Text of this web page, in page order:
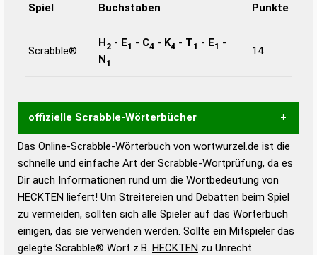
Spiel Buchstaben Punkte
Scrabble®
H2 - E1 - C4 - K4 - T1 - E1 -
N1
14
offizielle Scrabble-Wörterbücher
Wortwurzel liefert mit Hilfe eines semantischen
Wortanalyse-Algorithmus gute Anhaltspunkte zu
Wortbedeutung, Worttrennung und Wortform, um die
Gültigkeit eines Wortes für das Scrabble-Spiel zu
bestimmen!
zugelassene Turnier Scrabble-
Wörterbücher sind:
Das Online-Scrabble-Wörterbuch von wortwurzel.de ist die
schnelle und einfache Art der Scrabble-Wortprüfung, da es
Dir auch Informationen rund um die Wortbedeutung von
HECKTEN liefert! Um Streitereien und Debatten beim Spiel
zu vermeiden, sollten sich alle Spieler auf das Wörterbuch
einigen, das sie verwenden werden. Sollte ein Mitspieler das
gelegte Scrabble® Wort z.B. HECKTEN zu Unrecht